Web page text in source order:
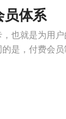
员体系
也就是为用
是，付费会
。从激励手